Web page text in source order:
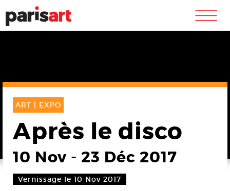
m
ART | EXPO
Après le disco
10 Nov - 23 Déc 2017
Vernissage le 10 Nov 2017